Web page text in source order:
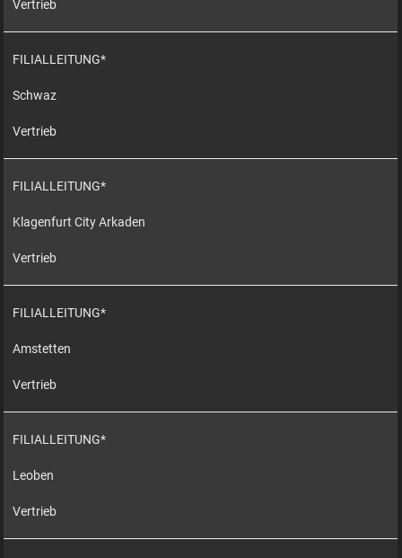
Vertrieb
FILIALLEITUNG*
Schwaz
Vertrieb
FILIALLEITUNG*
Klagenfurt City Arkaden
Vertrieb
FILIALLEITUNG*
Amstetten
Vertrieb
FILIALLEITUNG*
Leoben
Vertrieb